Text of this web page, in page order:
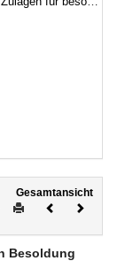
Gesamtansicht
DruckenVorheriges
Besoldung